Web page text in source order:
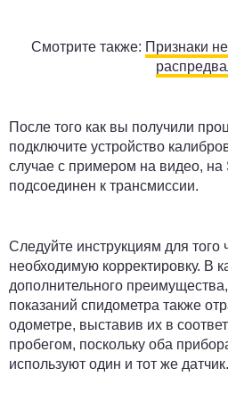
Смотрите также: Признаки
После того как вы получили
подключите устройство
случае с примером на видео, на
подсоединен к трансмиссии.
Следуйте инструкциям для того
необходимую корректировку. В
дополнительного
показаний спидометра также
одометре, выставив их в
пробегом, поскольку оба
используют один и тот же датчик.